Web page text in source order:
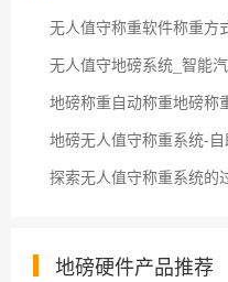
无人值守称重软件称重方
无人值守地磅系统_智能
地磅称重自动称重地磅称
地磅无人值守称重系统-
探索无人值守称重系统的
地磅硬件产品推荐